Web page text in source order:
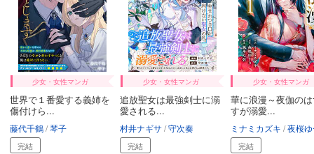
少女・女性マンガ
世界で１番愛する義姉を
傷付けら...
藤代千鶴 琴子
完結
少女・女性マンガ
追放聖女は最強剣士に溺
愛される...
村井ナギサ 守次奏
完結
少女・女性マンガ
華に浪漫～夜伽の
すが溺愛...
ミナミカズキ 夜桜ゆ
完結